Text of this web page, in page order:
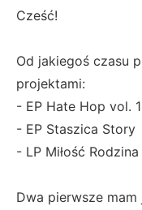
Cześć!
Od jakiegoś czasu
projektami:
- EP Hate Hop vol. 1
- EP Staszica Story
- LP Miłość
Dwa pierwsze